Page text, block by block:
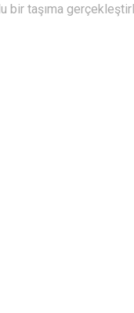
bir taşıma